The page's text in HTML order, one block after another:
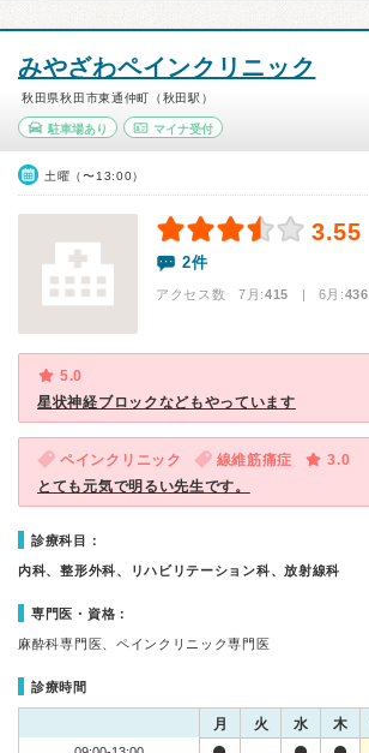
みやざわペインクリニック
秋田県秋田市東通仲町（秋田駅）
駐車場あり マイナ受付
土曜（〜13:00）
3.55
2件
アクセス数 7月:415 | 6月:436
5.0
星状神経ブロックなどもやっています
ペインクリニック 線維筋痛症
3.0
とても元気で明るい先生です。
診療科目：
内科、整形外科、リハビリテーション科、放射線科
専門医・資格：
麻酔科専門医、ペインクリニック専門医
診療時間
月 火 水 木